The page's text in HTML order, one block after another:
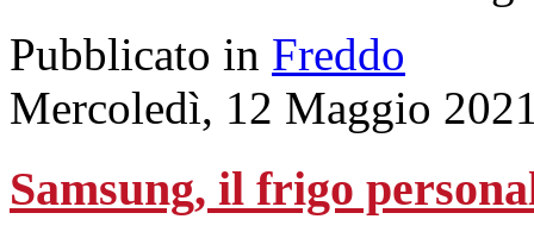
Pubblicato in Freddo
Mercoledì, 12 Maggio
Samsung, il frigo